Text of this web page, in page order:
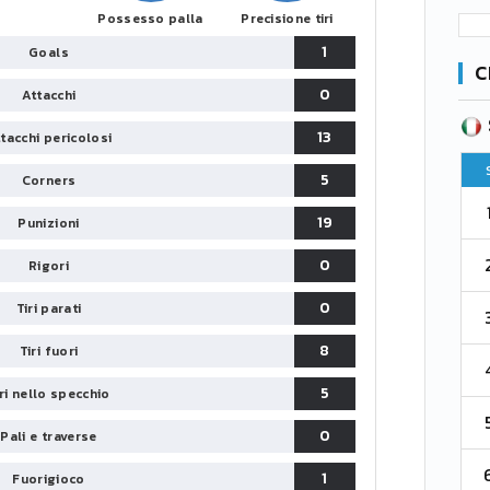
Possesso palla Precisione tiri
Goals
1
Attacchi
0
pericolosi
13
Corners
5
Punizioni
19
Rigori
0
Tiri parati
0
Tiri fuori
8
nello specchio
5
Pali e traverse
0
Fuorigioco
1
53
CLASSIFICA
PG
38
38
38
1